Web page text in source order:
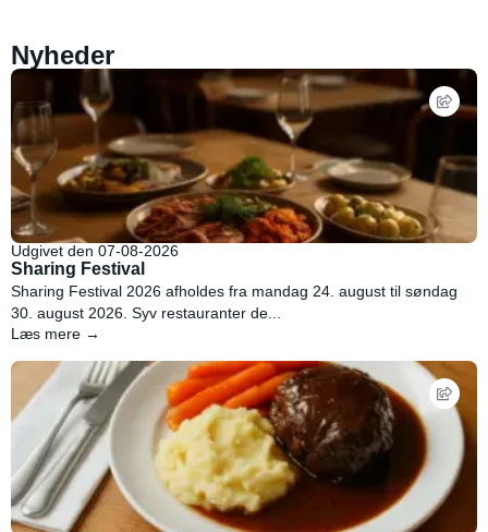
Nyheder
Udgivet den 07-08-2026
Sharing Festival
Sharing Festival 2026 afholdes fra mandag 24. august til søndag
30. august 2026. Syv restauranter de...
Læs mere →